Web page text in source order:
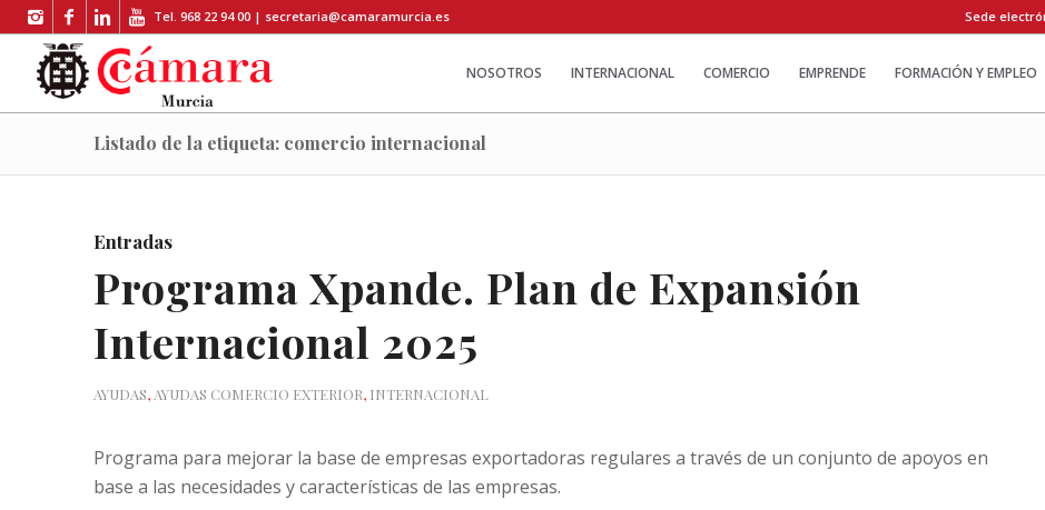
Sede
Tel. 968 22 94 00 | secretaria@camaramurcia.es
NOSOTROS INTERNACIONAL COMERCIO EMPRENDE FORMACIÓN Y EMPLEO
Listado de la etiqueta: comercio internacional
Entradas
Programa Xpande. Plan de Expansión
Internacional 2025
AYUDAS, AYUDAS COMERCIO EXTERIOR, INTERNACIONAL
Programa para mejorar la base de empresas exportadoras regulares a través de un conjunto de apoyos en
base a las necesidades y características de las empresas.